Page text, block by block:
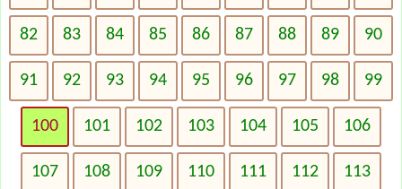
82 83 84 85 86 87 88 89 90
91 92 93 94 95 96 97 98 99
100 101 102 103 104 105 106
107 108 109 110 111 112 113